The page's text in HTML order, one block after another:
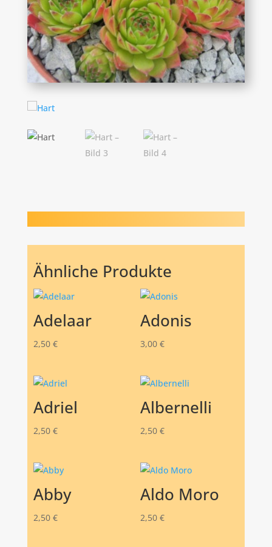
Ähnliche Produkte
Adelaar
2,50 €
Adonis
3,00 €
Adriel
2,50 €
Albernelli
2,50 €
Abby
2,50 €
Aldo Moro
2,50 €